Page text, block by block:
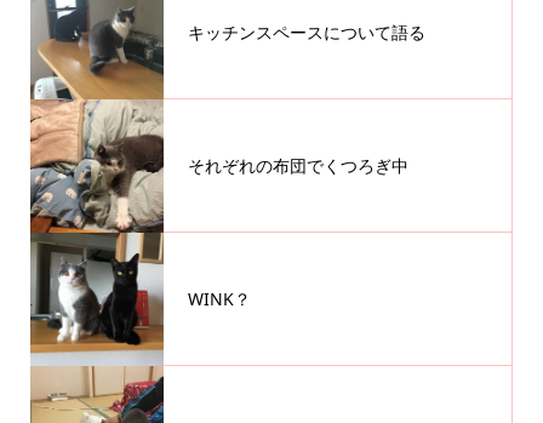
キッチンスペースについて語る
それぞれの布団でくつろぎ中
WINK？